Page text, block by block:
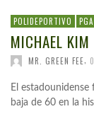
POLIDEPORTIVO
MICHAEL
MR. GREEN FEE
El
baja de 60 en la